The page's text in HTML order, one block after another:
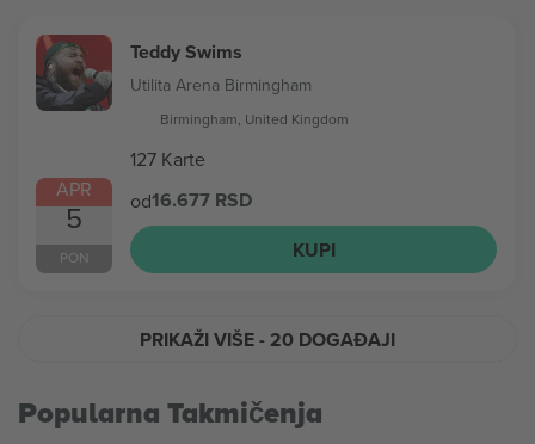
APR
5
PON
Teddy Swims
Utilita Arena Birmingham
Birmingham, United Kingdom
127 Karte
od16.677 RSD
KUPI
PRIKAŽI VIŠE- 20 DOGAĐAJI
Popularna Takmičenja